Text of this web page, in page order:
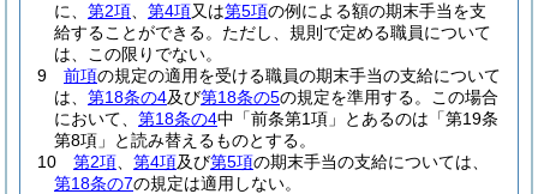
に、 第2項 第4項又は第5項の例による額の期末手当を支
給することができる。 ただし、規則で定める職員について
は、この限りでない。
9
前項の規定の適用を受ける職員の期末手当の支給について
は、 第18条の4及び第18条の5の規定を準用する。
この場合
において、 第18条の4中「前条第1項」とあるのは「第19条
第8項」と読み替えるものとする。
10
第2項 第4項及び第5項の期末手当の支給については、
第18条の7の規定は適用しない。